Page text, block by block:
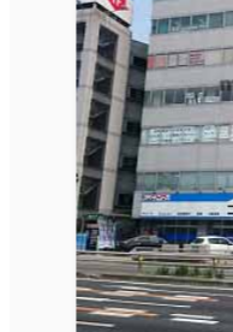
三原鳥居松ビ
春日井市鳥居
交通：春日井